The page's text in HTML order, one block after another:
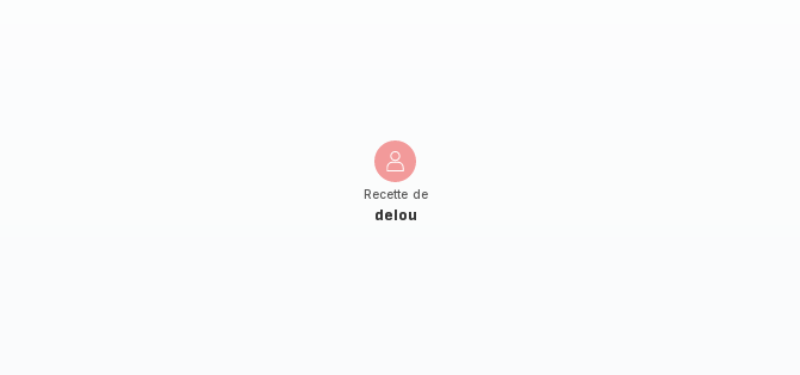
Recette de
delou